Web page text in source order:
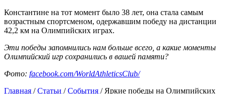
Константине на тот момент было 38 лет, она стала самым
возрастным спортсменом, одержавшим победу на дистанции
42,2 км на Олимпийских играх.
Эти победы запомнились нам больше всего, а какие моменты
Олимпийский игр сохранились в вашей памяти?
Фото: facebook.com/WorldAthleticsClub/
Главная /Статьи /События / Яркие победы на Олимпийских